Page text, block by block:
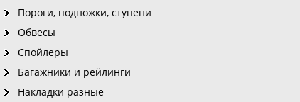
Пороги, подножки, ступени
Обвесы
Спойлеры
Багажники и рейлинги
Накладки разные